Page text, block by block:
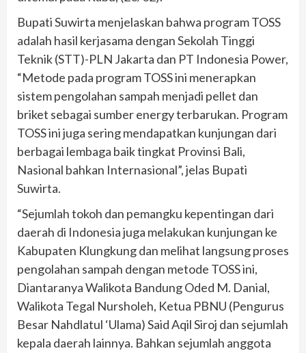
Bupati Suwirta menjelaskan bahwa program TOSS
adalah hasil kerjasama dengan Sekolah Tinggi
Teknik (STT)-PLN Jakarta dan PT Indonesia Power,
“Metode pada program TOSS ini menerapkan
sistem pengolahan sampah menjadi pellet dan
briket sebagai sumber energy terbarukan. Program
TOSS ini juga sering mendapatkan kunjungan dari
berbagai lembaga baik tingkat Provinsi Bali,
Nasional bahkan Internasional”, jelas Bupati
Suwirta.
“Sejumlah tokoh dan pemangku kepentingan dari
daerah di Indonesia juga melakukan kunjungan ke
Kabupaten Klungkung dan melihat langsung proses
pengolahan sampah dengan metode TOSS ini,
Diantaranya Walikota Bandung Oded M. Danial,
Walikota Tegal Nursholeh, Ketua PBNU (Pengurus
Besar Nahdlatul ‘Ulama) Said Aqil Siroj dan sejumlah
kepala daerah lainnya. Bahkan sejumlah anggota